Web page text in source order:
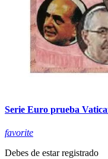
Serie Euro prueba
favorite
Debes de estar registrado